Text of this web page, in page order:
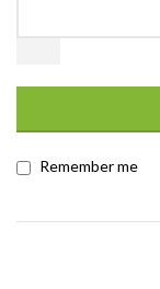
Remember me